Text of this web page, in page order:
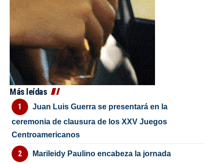
Más leídas
Juan Luis Guerra se presentará en la
ceremonia de clausura de los XXV Juegos
Centroamericanos
Marileidy Paulino encabeza la jornada